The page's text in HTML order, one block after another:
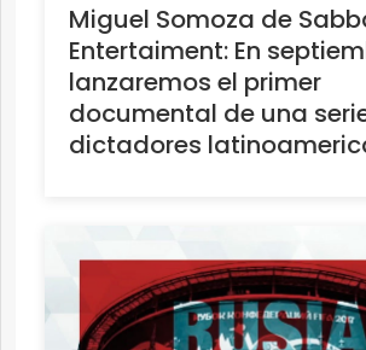
Miguel Somoza de
Entertaiment: En
lanzaremos el primer
documental de una
dictadores